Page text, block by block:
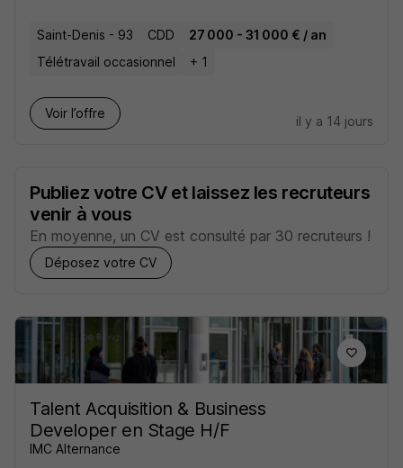
Saint-Denis - 93 CDD
27 000 - 31 000 € / an
Télétravail occasionnel
+ 1
Voir l’offre
il y a 14 jours
Publiez votre CV et laissez les recruteurs
venir à vous
En moyenne, un CV est consulté par 30 recruteurs !
Déposez votre CV
Talent Acquisition & Business
Developer en Stage H/F
IMC Alternance